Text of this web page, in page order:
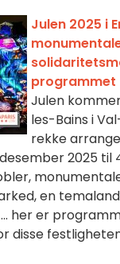
Julen 2025 i
programmet
Julen
les-Bains i
rekke
2025 til
en
her er
disse